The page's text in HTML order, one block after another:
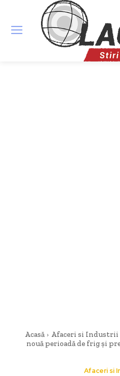
Acasă Afaceri si Industrii
nouă perioadă de frig și
Afaceri si